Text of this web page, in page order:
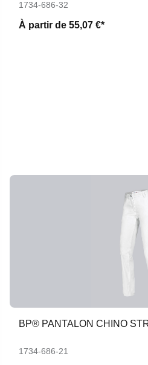
1734-686-32
À partir de 55,07 €*
BP® PANTALON CHINO
1734-686-21